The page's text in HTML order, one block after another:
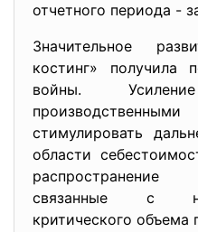
отчетного периода -
Значительное
костинг» получила
войны.
стимулировать
области
связанные с
критического объема